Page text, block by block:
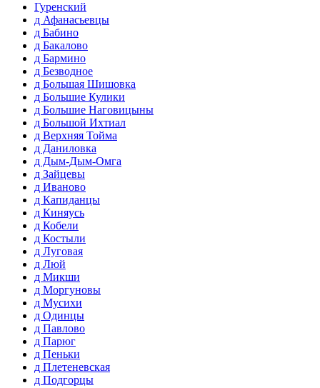
Гуренский
д Афанасьевцы
д Бабино
д Бакалово
д Бармино
д Безводное
д Большая Шишовка
д Большие Кулики
д Большие Наговицыны
д Большой Ихтиал
д Верхняя Тойма
д Даниловка
д Дым-Дым-Омга
д Зайцевы
д Иваново
д Капиданцы
д Киняусь
д Кобели
д Костыли
д Луговая
д Люй
д Микши
д Моргуновы
д Мусихи
д Одинцы
д Павлово
д Парюг
д Пеньки
д Плетеневская
д Подгорцы